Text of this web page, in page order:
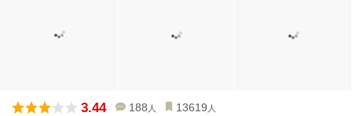
3.44 188 人 13619 人